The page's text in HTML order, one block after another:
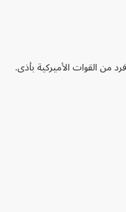
من القوات الأميركية بأذى.